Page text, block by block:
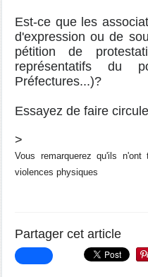
Est-ce que les
d'expression ou de
pétition de
représentatifs du
Préfectures...)?
Essayez de faire
>
Vous remarquerez qu'ils
violences physiques
Partager cet article